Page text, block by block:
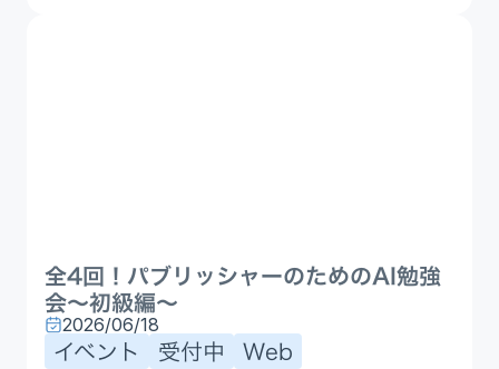
全4回！パブリッシャーのためのAI勉強
会〜初級編〜
2026/06/18
イベント 受付中 Web